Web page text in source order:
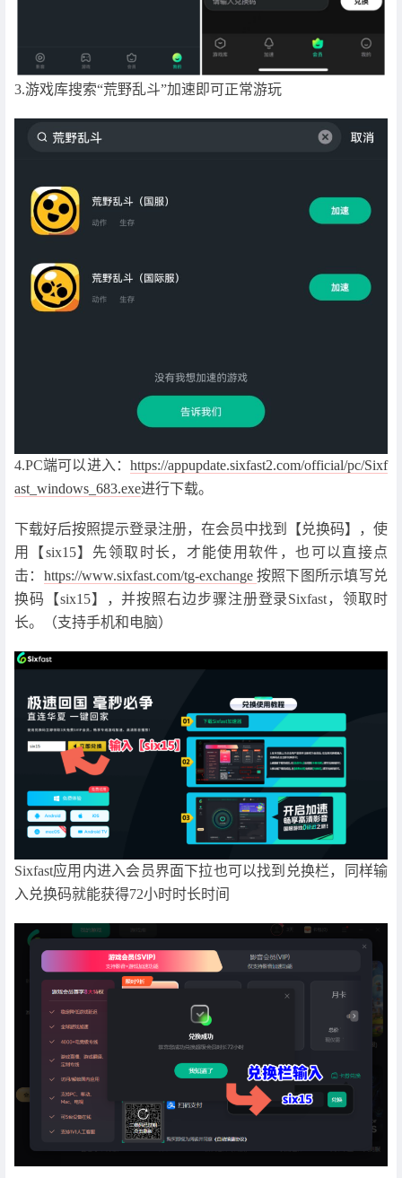
3.游戏库搜索“荒野乱斗”加速即可正常游玩
4.PC端可以进入： https://appupdate.sixfast2.com/official/pc/Sixf
ast_windows_683.exe进行下载。
下载好后按照提示登录注册，在会员中找到【兑换码】，使
用【six15】先领取时长，才能使用软件，也可以直接点
击： https://www.sixfast.com/tg-exchange 按照下图所示填写兑
换码【six15】，并按照右边步骤注册登录Sixfast，领取时
长。（支持手机和电脑）
Sixfast应用内进入会员界面下拉也可以找到兑换栏，同样输
入兑换码就能获得72小时时长时间